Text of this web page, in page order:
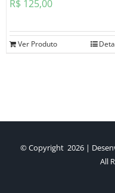
R$ 125,00
Ver Produto
© Copyright 2026 |
All